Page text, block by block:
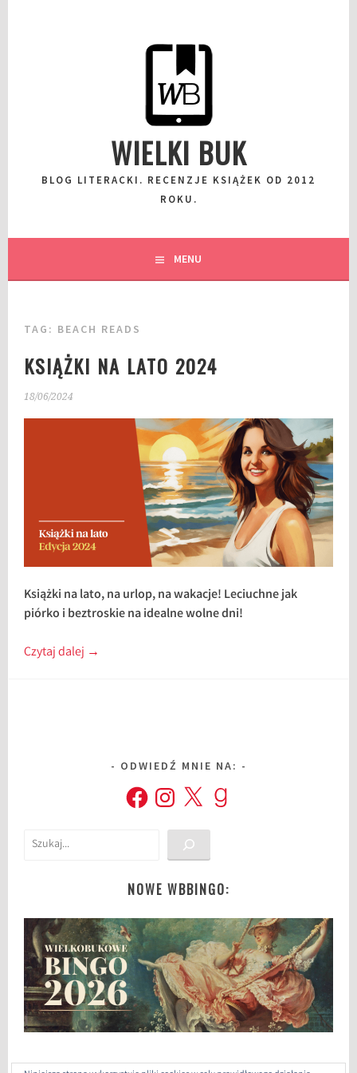
WIELKI BUK
BLOG LITERACKI. RECENZJE KSIĄŻEK OD 2012
ROKU.
MENU
TAG: BEACH READS
KSIĄŻKI NA LATO 2024
18/06/2024
Książki na lato, na urlop, na wakacje! Leciuchne jak
piórko i beztroskie na idealne wolne dni!
Czytaj dalej →
ODWIEDŹ MNIE NA:
FacebookInstagram
X Goodreads
Szukaj
NOWE WBBINGO: